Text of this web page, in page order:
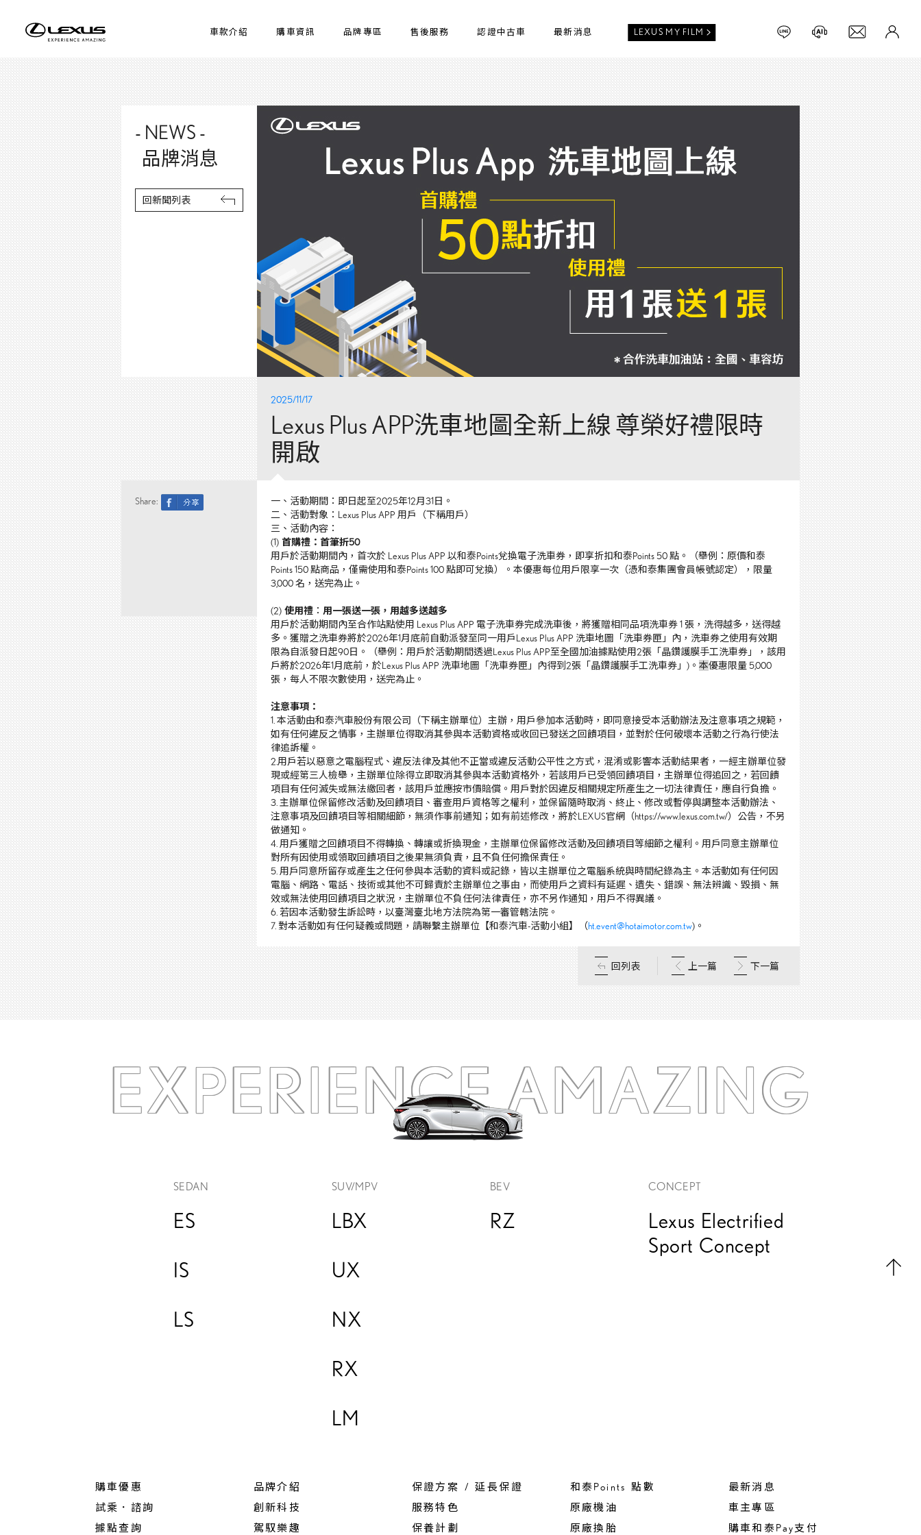
車款介紹 購車資訊 品牌專區 售後服務 認證中古車 最新消息 LEXUS MY FILM
- NEWS -
品牌消息
回新聞列表
2025/11/17
Lexus Plus APP洗車地圖全新上線 尊榮好禮限時
開啟
Share:
一、活動期間：即日起至2025年12月31日。
二、活動對象：Lexus Plus APP 用戶（下稱用戶）
三、活動內容：
(1) 首購禮：首筆折50
用戶於活動期間內，首次於 Lexus Plus APP 以和泰Points兌換電子洗車券，即享折扣和泰Points 50 點。（舉例：原價和泰
Points 150 點商品，僅需使用和泰Points 100 點即可兌換）。 本優惠每位用戶限享一次（憑和泰集團會員帳號認定），限量
3,000 名，送完為止。
(2) 使用禮 ： 用一張送一張，用越多送越多
用戶於活動期間內至合作站點使用 Lexus Plus APP 電子洗車券完成洗車後，將獲贈相同品項洗車券 1 張，洗得越多，送得越
多。 獲贈之洗車券將於2026年1月底前自動派發至同一用戶Lexus Plus APP 洗車地圖「洗車券匣」內，洗車券之使用有效期
限為自派發日起90日。（舉例：用戶於活動期間透過Lexus Plus APP至全國加油據點使用2張「晶鑽護膜手工洗車券」，該用
戶將於2026年1月底前，於Lexus Plus APP 洗車地圖「洗車券匣」內得到2張「晶鑽護膜手工洗車券」)。 本優惠限量 5,000
張，每人不限次數使用，送完為止。
注意事項：
1. 本活動由和泰汽車股份有限公司（下稱主辦單位）主辦，用戶參加本活動時，即同意接受本活動辦法及注意事項之規範，
如有任何違反之情事，主辦單位得取消其參與本活動資格或收回已發送之回饋項目，並對於任何破壞本活動之行為行使法
律追訴權。
2.用戶若以惡意之電腦程式、違反法律及其他不正當或違反活動公平性之方式，混淆或影響本活動結果者，一經主辦單位發
現或經第三人檢舉，主辦單位除得立即取消其參與本活動資格外，若該用戶已受領回饋項目，主辦單位得追回之，若回饋
項目有任何滅失或無法繳回者，該用戶並應按市價賠償。用戶對於因違反相關規定所產生之一切法律責任，應自行負擔。
3. 主辦單位保留修改活動及回饋項目、審查用戶資格等之權利，並保留隨時取消、終止、修改或暫停與調整本活動辦法、
注意事項及回饋項目等相關細節，無須作事前通知；如有前述修改，將於LEXUS官網（https://www.lexus.com.tw/）公告，不另
做通知。
4. 用戶獲贈之回饋項目不得轉換、轉讓或折換現金，主辦單位保留修改活動及回饋項目等細節之權利。用戶同意主辦單位
對所有因使用或領取回饋項目之後果無須負責，且不負任何擔保責任。
5. 用戶同意所留存或產生之任何參與本活動的資料或記錄，皆以主辦單位之電腦系統與時間紀錄為主。本活動如有任何因
電腦、網路、電話、技術或其他不可歸責於主辦單位之事由，而使用戶之資料有延遲、遺失、錯誤、無法辨識、毀損、無
效或無法使用回饋項目之狀況，主辦單位不負任何法律責任，亦不另作通知，用戶不得異議。
6. 若因本活動發生訴訟時，以臺灣臺北地方法院為第一審管轄法院。
7. 對本活動如有任何疑義或問題，請聯繫主辦單位【和泰汽車-活動小組】（ht.event@hotaimotor.com.tw)。
回列表 上一篇 下一篇
EXPERIENCEAMAZING
SEDAN
ES
IS
LS
SUV/MPV
LBX
UX
NX
RX
LM
BEV
RZ
CONCEPT
Lexus Electrified
Sport Concept
購車優惠
試乘．諮詢
據點查詢
品牌介紹
創新科技
駕馭樂趣
保證方案 / 延長保證
服務特色
保養計劃
和泰Points 點數
原廠機油
原廠換胎
最新消息
車主專區
購車和泰Pay支付